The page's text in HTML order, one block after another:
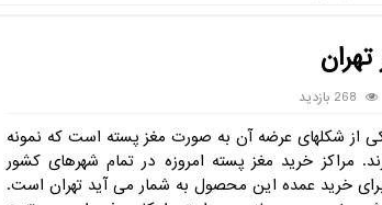
268 بازدید
از شکلهای عرضه آن به صورت مغز پسته است که نمونه
مراکز خرید مغز پسته امروزه در تمام شهرهای کشور
خرید عمده این محصول به شمار می آید تهران است.